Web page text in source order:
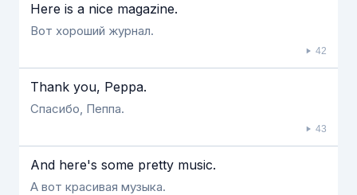
Here is a nice magazine.
Вот хороший журнал.
42
Thank you, Peppa.
Спасибо, Пеппа.
43
And here's some pretty music.
А вот красивая музыка.